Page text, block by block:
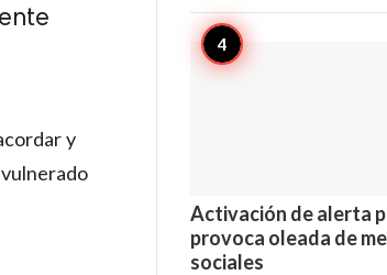
y
Activación de alerta
provoca oleada de
sociales